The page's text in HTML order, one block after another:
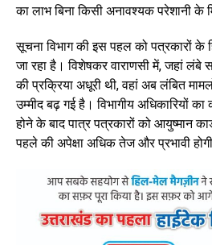
का लाभ बिना किसी अनावश्यक परेशानी के
सूचना विभाग की इस पहल को पत्रकारों के
जा रहा है। विशेषकर वाराणसी में, जहां लंबे
की प्रक्रिया अधूरी थी, वहां अब लंबित
उम्मीद बढ़ गई है। विभागीय अधिकारियों
होने के बाद पात्र पत्रकारों को आयुष्मान
पहले की अपेक्षा अधिक तेज और प्रभावी